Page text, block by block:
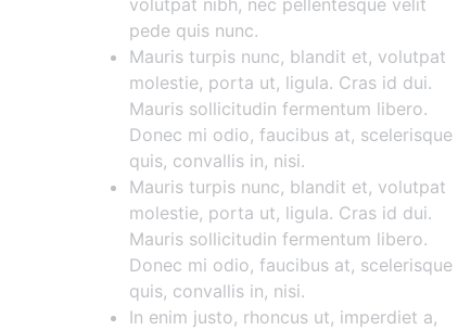
pede quis nunc.
Mauris turpis nunc, blandit et, volutpat
molestie, porta ut, ligula. Cras id dui.
Mauris sollicitudin fermentum libero.
Donec mi odio, faucibus at, scelerisque
quis, convallis in, nisi.
Mauris turpis nunc, blandit et, volutpat
molestie, porta ut, ligula. Cras id dui.
Mauris sollicitudin fermentum libero.
Donec mi odio, faucibus at, scelerisque
quis, convallis in, nisi.
In enim justo, rhoncus ut, imperdiet a,